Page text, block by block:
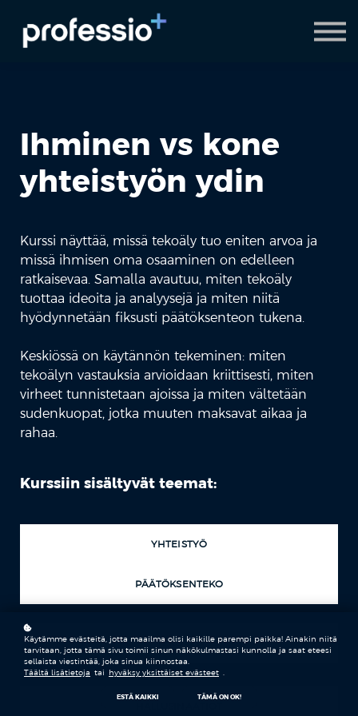
AI Coach
Pyydä demo
Ihminen vs kone
yhteistyön ydin
Kurssi näyttää, missä tekoäly tuo eniten arvoa ja
missä ihmisen oma osaaminen on edelleen
ratkaisevaa. Samalla avautuu, miten tekoäly
tuottaa ideoita ja analyysejä ja miten niitä
hyödynnetään fiksusti päätöksenteon tukena.
Keskiössä on käytännön tekeminen: miten
tekoälyn vastauksia arvioidaan kriittisesti, miten
virheet tunnistetaan ajoissa ja miten vältetään
sudenkuopat, jotka muuten maksavat aikaa ja
rahaa.
Kurssiin sisältyvät teemat:
YHTEISTYÖ
PÄÄTÖKSENTEKO
TEKOÄLY
Käytämme evästeitä, jotta maailma olisi kaikille parempi paikka! Ainakin niitä
tarvitaan, jotta tämä sivu toimii sinun näkökulmastasi kunnolla ja saat eteesi
sellaista viestintää, joka sinua kiinnostaa.
Täältä lisätietoja tai hyväksy yksittäiset evästeet
ESTÄ KAIKKI TÄMÄ ON OK!